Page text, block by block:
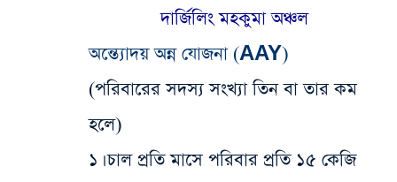
দার্জিলিং মহকুমা অঞ্চল
​অন্ত্যোদয় অন্ন যোজনা (AAY)
​(পরিবারের সদস্য সংখ্যা তিন বা তার কম
হলে)
​১। চাল প্রতি মাসে পরিবার প্রতি ১৫ কেজি